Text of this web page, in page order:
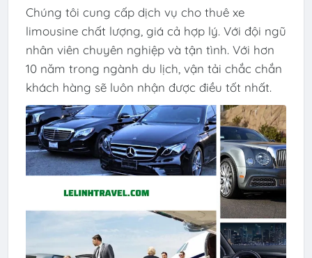
Chúng tôi cung cấp dịch vụ cho thuê xe
limousine chất lượng, giá cả hợp lý. Với đội ngũ
nhân viên chuyên nghiệp và tận tình. Với hơn
10 năm trong ngành du lịch, vận tải chắc chắn
khách hàng sẽ luôn nhận được điều tốt nhất.